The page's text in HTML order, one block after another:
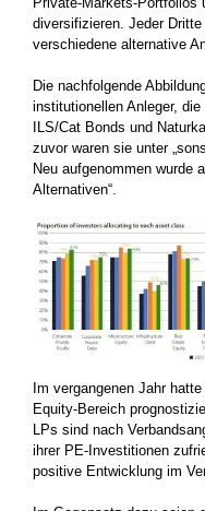
diversifizieren. Jeder
verschiedene alternative
Die nachfolgende
institutionellen Anleger,
ILS/Cat Bonds und
zuvor waren sie unter
Neu aufgenommen wurde
Alternativen“.
Im vergangenen Jahr
Equity-Bereich
LPs sind nach
ihrer PE-Investitionen
positive Entwicklung im